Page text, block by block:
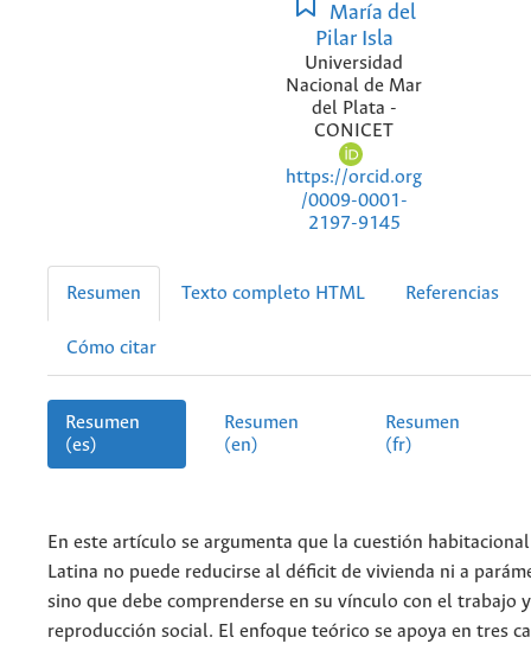
María del
Pilar Isla
Universidad
Nacional de Mar
del Plata -
CONICET
https://orcid.org
/0009-0001-
2197-9145
Resumen Texto completo HTML Referencias
Cómo citar
Resumen
(es)
Resumen
(en)
Resumen
(fr)
En este artículo se argumenta que la cuestión
Latina no puede reducirse al déficit de vivienda ni a
sino que debe comprenderse en su vínculo con el trabajo
reproducción social. El enfoque teórico se apoya en tres